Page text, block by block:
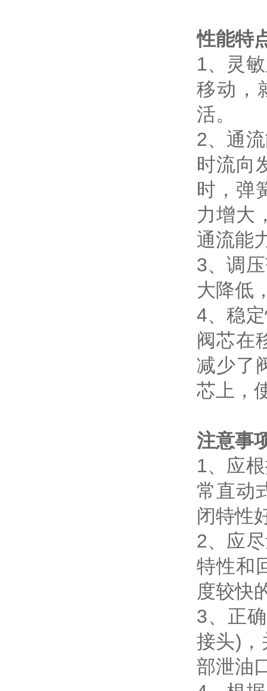
性能特
1、灵
移动，
活。
2、通
时流向
时，弹
力增大
通流能
3、调
大降低
4、稳
阀芯在
减少了
芯上，
注意事
1、应
常直动
闭特性
2、应
特性和
度较快
3、正
接头)，
部泄油